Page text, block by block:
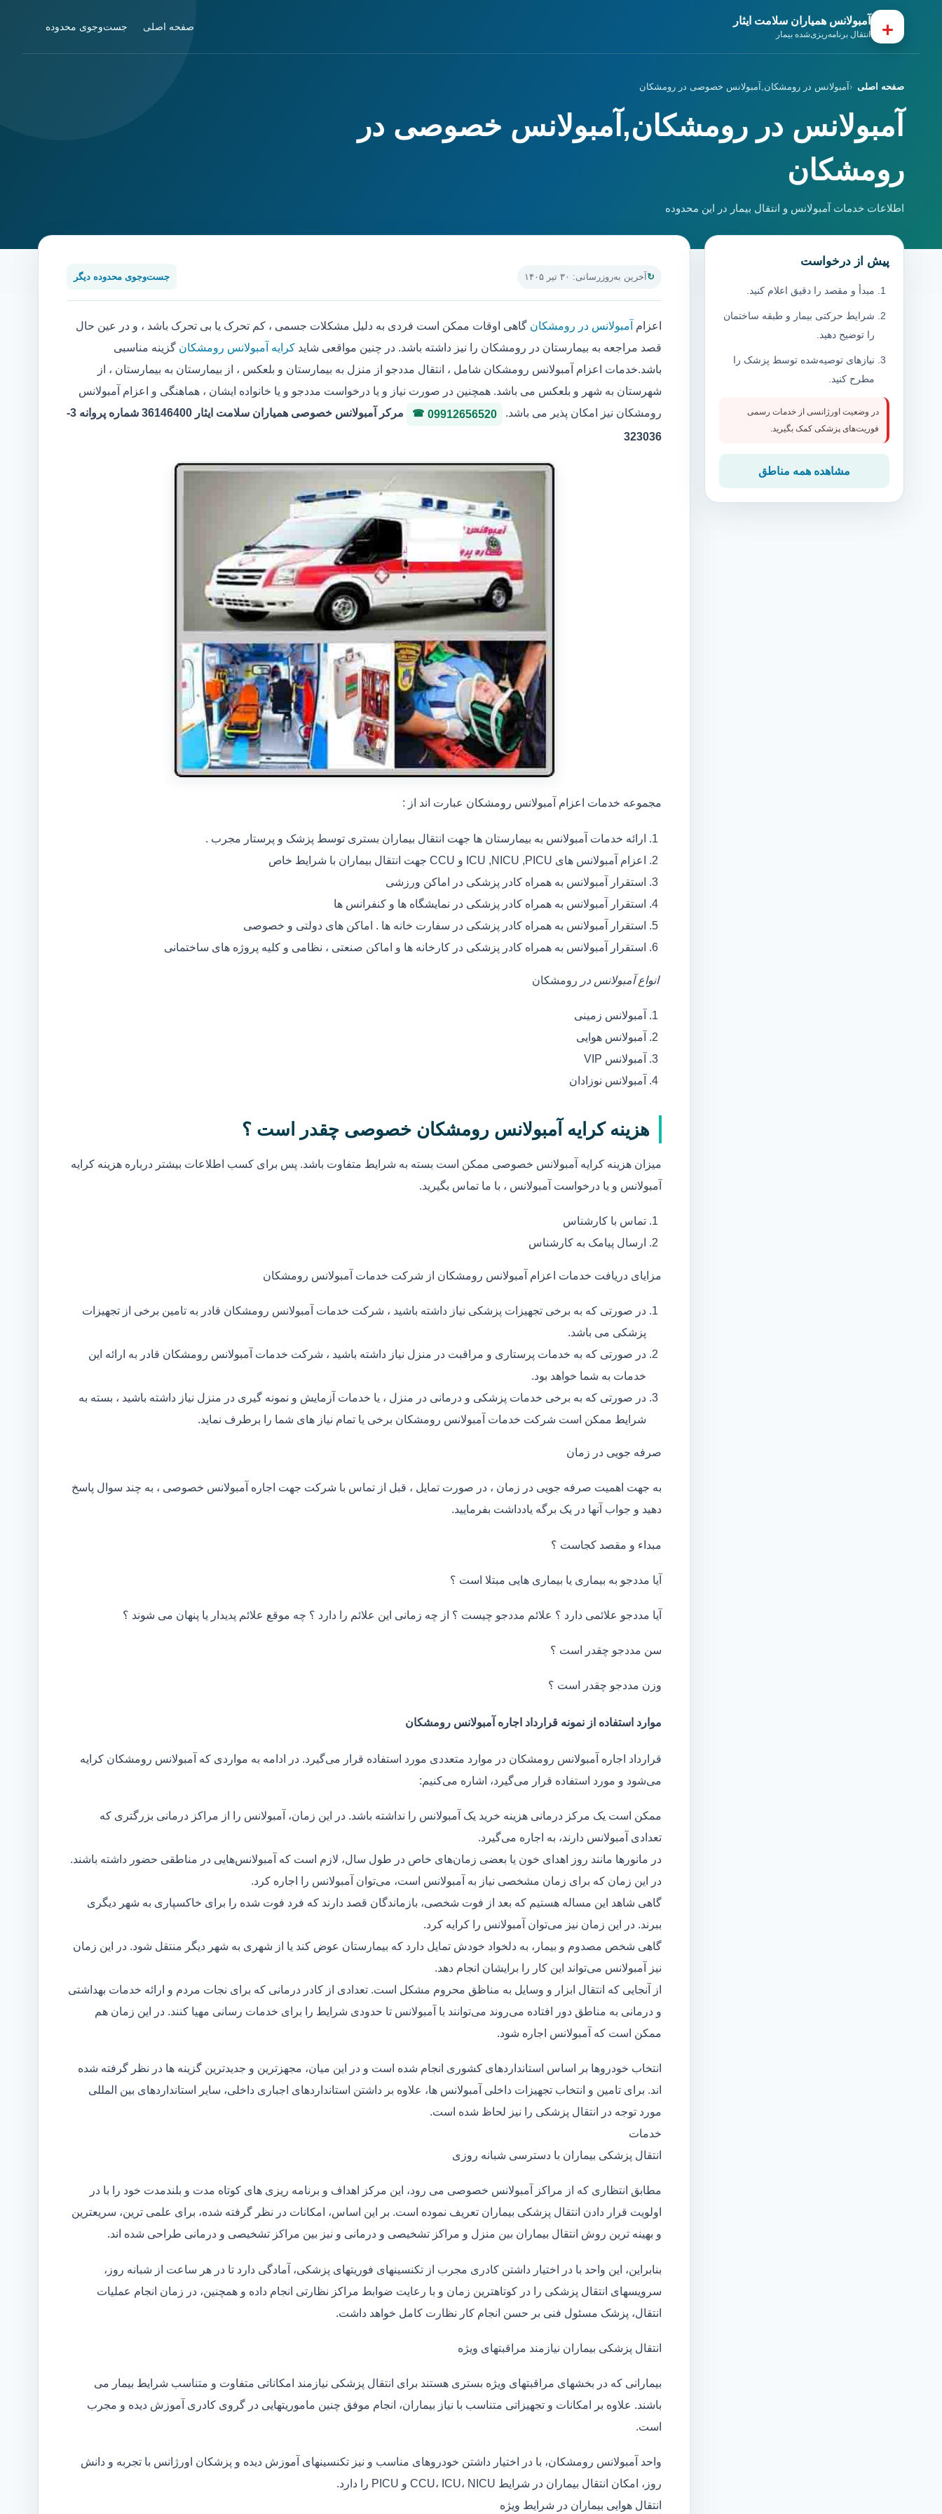
+ آمبولانس همیاران سلامت ایثار
انتقال برنامه‌ریزی‌شده بیمار
صفحه اصلی جست‌وجوی محدوده
صفحه اصلی آمبولانس در رومشکان,آمبولانس خصوصی در رومشکان
آمبولانس در رومشکان,آمبولانس خصوصی در
رومشکان
اطلاعات خدمات آمبولانس و انتقال بیمار در این محدوده
آخرین به‌روزرسانی: ۳۰ تیر ۱۴۰۵ جست‌وجوی محدوده دیگر
اعزام آمبولانس در رومشکان گاهی اوقات ممکن است فردی به دلیل مشکلات جسمی ، کم تحرک یا بی تحرک باشد ، و در عین حال
قصد مراجعه به بیمارستان در رومشکان را نیز داشته باشد. در چنین مواقعی شاید کرایه آمبولانس رومشکان گزینه مناسبی
باشد.خدمات اعزام آمبولانس رومشکان شامل ، انتقال مددجو از منزل به بیمارستان و بلعکس ، از بیمارستان به بیمارستان ، از
شهرستان به شهر و بلعکس می باشد. همچنین در صورت نیاز و یا درخواست مددجو و یا خانواده ایشان ، هماهنگی و اعزام آمبولانس
رومشکان نیز امکان پذیر می باشد.
09912656520
مرکر آمبولانس خصوصی همیاران سلامت ایثار 36146400 شماره پروانه 3-
323036
مجموعه خدمات اعزام آمبولانس رومشکان عبارت اند از :
ارائه خدمات آمبولانس به بیمارستان ها جهت انتقال بیماران بستری توسط پزشک و پرستار مجرب .
اعزام آمبولانس های ICU ,NICU ,PICU و CCU جهت انتقال بیماران با شرایط خاص
استقرار آمبولانس به همراه کادر پزشکی در اماکن ورزشی
استقرار آمبولانس به همراه کادر پزشکی در نمایشگاه ها و کنفرانس ها
استقرار آمبولانس به همراه کادر پزشکی در سفارت خانه ها . اماکن های دولتی و خصوصی
استقرار آمبولانس به همراه کادر پزشکی در کارخانه ها و اماکن صنعتی ، نظامی و کلیه پروژه های ساختمانی
انواع آمبولانس در رومشکان
آمبولانس زمینی
آمبولانس هوایی
آمبولانس VIP
آمبولانس نوزادان
هزینه کرایه آمبولانس رومشکان خصوصی چقدر است ؟
میزان هزینه کرایه آمبولانس خصوصی ممکن است بسته به شرایط متفاوت باشد. پس برای کسب اطلاعات بیشتر درباره هزینه کرایه
آمبولانس و یا درخواست آمبولانس ، با ما تماس بگیرید.
تماس با کارشناس
ارسال پیامک به کارشناس
مزایای دریافت خدمات اعزام آمبولانس رومشکان از شرکت خدمات آمبولانس رومشکان
در صورتی که به برخی تجهیزات پزشکی نیاز داشته باشید ، شرکت خدمات آمبولانس رومشکان قادر به تامین برخی از تجهیزات
پزشکی می باشد.
در صورتی که به خدمات پرستاری و مراقبت در منزل نیاز داشته باشید ، شرکت خدمات آمبولانس رومشکان قادر به ارائه این
خدمات به شما خواهد بود.
در صورتی که به برخی خدمات پزشکی و درمانی در منزل ، یا خدمات آزمایش و نمونه گیری در منزل نیاز داشته باشید ، بسته به
شرایط ممکن است شرکت خدمات آمبولانس رومشکان برخی یا تمام نیاز های شما را برطرف نماید.
صرفه جویی در زمان
به جهت اهمیت صرفه جویی در زمان ، در صورت تمایل ، قبل از تماس با شرکت جهت اجاره آمبولانس خصوصی ، به چند سوال پاسخ
دهید و جواب آنها در یک برگه یادداشت بفرمایید.
مبداء و مقصد کجاست ؟
آیا مددجو به بیماری یا بیماری هایی مبتلا است ؟
آیا مددجو علائمی دارد ؟ علائم مددجو چیست ؟ از چه زمانی این علائم را دارد ؟ چه موقع علائم پدیدار یا پنهان می شوند ؟
سن مددجو چقدر است ؟
وزن مددجو چقدر است ؟
موارد استفاده از نمونه قرارداد اجاره آمبولانس رومشکان
قرارداد اجاره آمبولانس رومشکان در موارد متعددی مورد استفاده قرار می‌گیرد. در ادامه به مواردی که آمبولانس رومشکان کرایه
می‌شود و مورد استفاده قرار می‌گیرد، اشاره می‌کنیم:
ممکن است یک مرکز درمانی هزینه خرید یک آمبولانس را نداشته باشد. در این زمان، آمبولانس را از مراکز درمانی بزرگتری که
تعدادی آمبولانس دارند، به اجاره می‌گیرد.
در مانور‌ها مانند روز اهدای خون یا بعضی زمان‌های خاص در طول سال، لازم است که آمبولانس‌هایی در مناطقی حضور داشته باشند.
در این زمان که برای زمان مشخصی نیاز به آمبولانس است، می‌توان آمبولانس را اجاره کرد.
گاهی شاهد این مساله هستیم که بعد از فوت شخصی، بازماندگان قصد دارند که فرد فوت شده را برای خاکسپاری به شهر دیگری
ببرند. در این زمان نیز می‌توان آمبولانس را کرایه کرد.
گاهی شخص مصدوم و بیمار، به دلخواد خودش تمایل دارد که بیمارستان عوض کند یا از شهری به شهر دیگر منتقل شود. در این زمان
نیز آمبولانس می‌تواند این کار را برایشان انجام دهد.
از آنجایی که انتقال ابزار و وسایل به مناظق محروم مشکل است. تعدادی از کادر درمانی که برای نجات مردم و ارائه خدمات بهداشتی
و درمانی به مناطق دور افتاده می‌روند می‌توانند با آمبولانس تا حدودی شرایط را برای خدمات رسانی مهیا کنند. در این زمان هم
ممکن است که آمبولانس اجاره شود.
انتخاب خودروها بر اساس استانداردهای کشوری انجام شده است و در این میان، مجهزترین و جدیدترین گزینه ها در نظر گرفته شده
اند. برای تامین و انتخاب تجهیزات داخلی آمبولانس ها، علاوه بر داشتن استانداردهای اجباری داخلی، سایر استانداردهای بین المللی
مورد توجه در انتقال پزشکی را نیز لحاظ شده است.
خدمات
انتقال پزشکی بیماران با دسترسی شبانه روزی
مطابق انتظاری که از مراکز آمبولانس خصوصی می رود، این مرکز اهداف و برنامه ریزی های کوتاه مدت و بلندمدت خود را با در
اولویت قرار دادن انتقال پزشکی بیماران تعریف نموده است. بر این اساس، امکانات در نظر گرفته شده، برای علمی ترین، سریعترین
و بهینه ترین روش انتقال بیماران بین منزل و مراکز تشخیصی و درمانی و نیز بین مراکز تشخیصی و درمانی طراحی شده اند.
بنابراین، این واحد با در اختیار داشتن کادری مجرب از تکنسینهای فوریتهای پزشکی، آمادگی دارد تا در هر ساعت از شبانه روز،
سرویسهای انتقال پزشکی را در کوتاهترین زمان و با رعایت ضوابط مراکز نظارتی انجام داده و همچنین، در زمان انجام عملیات
انتقال، پزشک مسئول فنی بر حسن انجام کار نظارت کامل خواهد داشت.
انتقال پزشکی بیماران نیازمند مراقبتهای ویژه
بیمارانی که در بخشهای مراقبتهای ویژه بستری هستند برای انتقال پزشکی نیازمند امکاناتی متفاوت و متناسب شرایط بیمار می
باشند. علاوه بر امکانات و تجهیزاتی متناسب با نیاز بیماران، انجام موفق چنین ماموریتهایی در گروی کادری آموزش دیده و مجرب
است.
واحد آمبولانس رومشکان، با در اختیار داشتن خودروهای مناسب و نیز تکنسینهای آموزش دیده و پزشکان اورژانس با تجربه و دانش
روز، امکان انتقال بیماران در شرایط CCU، ICU، NICU و PICU را دارد.
انتقال هوایی بیماران در شرایط ویژه
پیش از درخواست
مبدأ و مقصد را دقیق اعلام کنید.
شرایط حرکتی بیمار و طبقه ساختمان
را توضیح دهید.
نیازهای توصیه‌شده توسط پزشک را
مطرح کنید.
در وضعیت اورژانسی از خدمات رسمی
فوریت‌های پزشکی کمک بگیرید.
مشاهده همه مناطق